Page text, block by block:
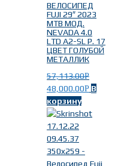
ВЕЛОСИПЕД
FUJI 29″ 2023
MTB МОД.
NEVADA 4.0
LTD A2-SL Р. 17
ЦВЕТ ГОЛУБОЙ
МЕТАЛЛИК
57,113.00Р
48,000.00Р В
корзину